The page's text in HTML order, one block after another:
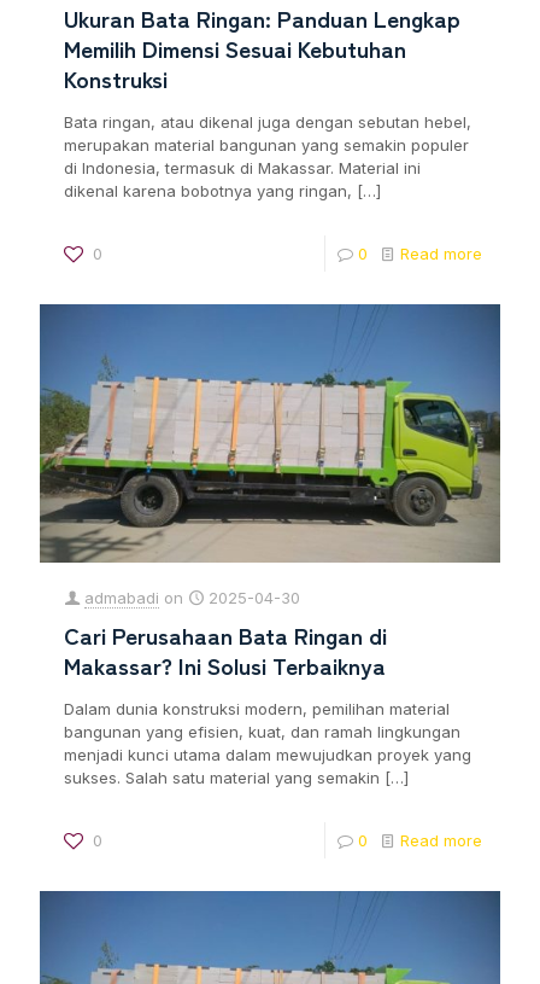
Ukuran Bata Ringan: Panduan Lengkap
Memilih Dimensi Sesuai Kebutuhan
Konstruksi
Bata ringan, atau dikenal juga dengan sebutan hebel,
merupakan material bangunan yang semakin populer
di Indonesia, termasuk di Makassar. Material ini
dikenal karena bobotnya yang ringan, […]
0 0 Read more
admabadi on 2025-04-30
Cari Perusahaan Bata Ringan di
Makassar? Ini Solusi Terbaiknya
Dalam dunia konstruksi modern, pemilihan material
bangunan yang efisien, kuat, dan ramah lingkungan
menjadi kunci utama dalam mewujudkan proyek yang
sukses. Salah satu material yang semakin […]
0 0 Read more